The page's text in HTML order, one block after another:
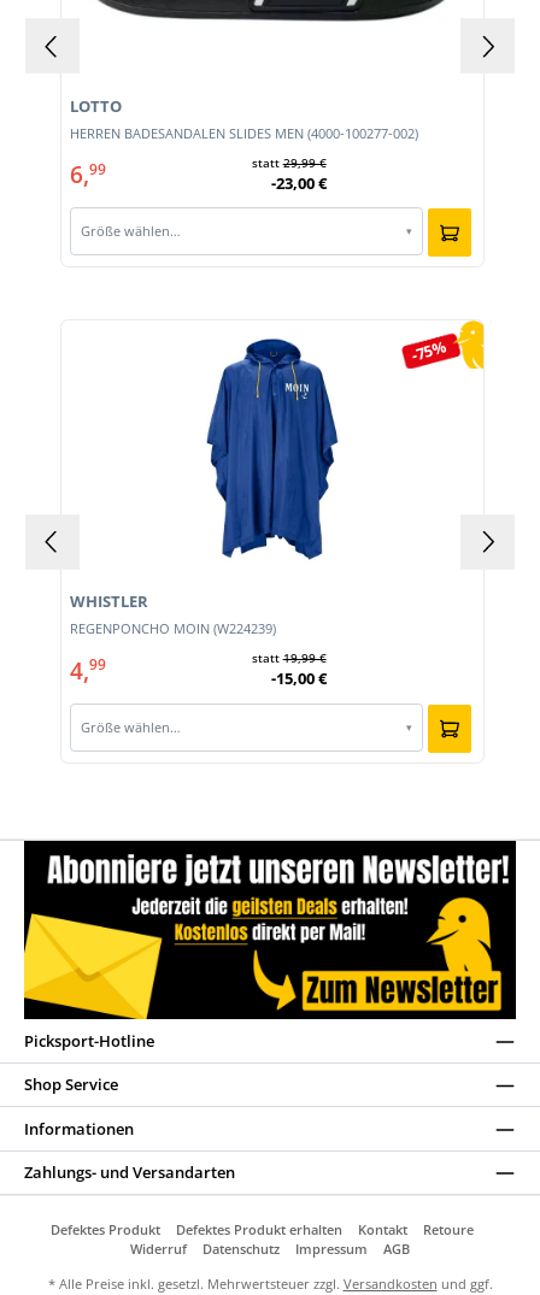
HERREN BADESANDALEN SLIDES MEN (4000-100277-002)
LOTTO
6,99 statt29,99 €
-23,00 €
Größe wählen… ▾
-75%
REGENPONCHO MOIN (W224239)
WHISTLER
4,99 statt19,99 €
-15,00 €
Größe wählen… ▾
Picksport-Hotline
Shop Service
Informationen
Zahlungs- und Versandarten
Defektes Produkt Defektes Produkt erhalten Kontakt
Retoure
Widerruf
Datenschutz Impressum
AGB
* Alle Preise inkl. gesetzl. Mehrwertsteuer zzgl. Versandkosten und ggf.